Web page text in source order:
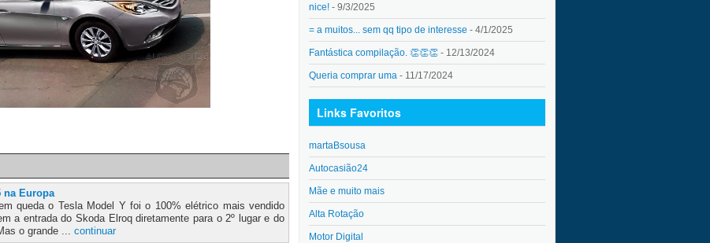
na Europa
queda o Tesla Model Y foi o 100% elétrico mais vendido
a entrada do Skoda Elroq diretamente para o 2º lugar e do
o grande ... continuar
nice! - 9/3/2025
= a muitos... sem qq tipo de interesse - 4/1/2025
Fantástica compilação. 👏👏👏 - 12/13/2024
Queria comprar uma - 11/17/2024
Links Favoritos
martaBsousa
Autocasião24
Mãe e muito mais
Alta Rotação
Motor Digital